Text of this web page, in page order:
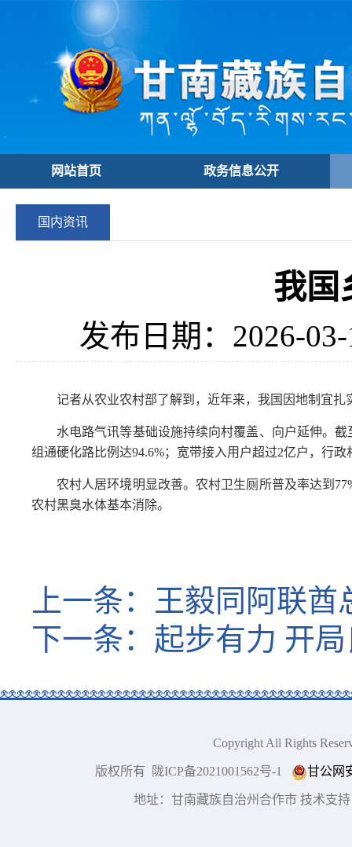
网站首页 政务信息公开
国内资讯
我国
发布日期：2026-
记者从农业农村部了解到，近年来，我国因地制宜
水电路气讯等基础设施持续向村覆盖、向户延伸。
组通硬化路比例达94.6%；宽带接入用户超过2亿户，行
农村人居环境明显改善。农村卫生厕所普及率达到
农村黑臭水体基本消除。
上一条： 王毅同阿联酋
下一条： 起步有力 开
Copyright All Rights
版权所有 陇ICP备2021001562号-1 甘公网
地址：甘南藏族自治州合作市 技术支